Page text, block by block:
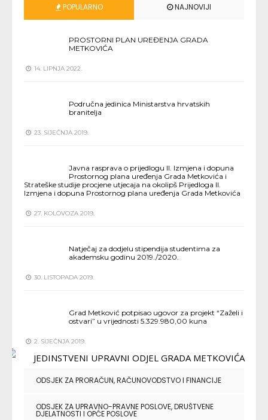
POPULARNO NAJNOVIJI
PROSTORNI PLAN UREĐENJA GRADA
METKOVIĆA
14. LIPNJA 2022.
Područna jedinica Ministarstva hrvatskih
branitelja
23. SIJEČNJA 2019.
Javna rasprava o prijedlogu II. Izmjena i dopuna
Prostornog plana uređenja Grada Metkovića i
Strateške studije procjene utjecaja na okolipš Prijedloga II.
Izmjena i dopuna Prostornog plana uređenja Grada Metkovića
27. KOLOVOZA 2019.
Natječaj za dodjelu stipendija studentima za
akademsku godinu 2019./2020.
30. LISTOPADA 2019.
Grad Metković potpisao ugovor za projekt “Zaželi i
ostvari” u vrijednosti 5.329.980,00 kuna
2. SIJEČNJA 2019.
ODSJEK ZA PRORAČUN, RAČUNOVODSTVO I FINANCIJE
ODSJEK ZA UPRAVNO-PRAVNE POSLOVE, DRUŠTVENE
DJELATNOSTI I OPĆE POSLOVE